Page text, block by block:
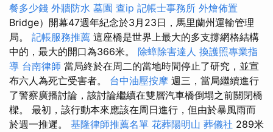
餐多少錢 外牆防水 墓園 查ip 記帳士事務所 外燴佈置
Bridge）開幕47週年紀念於3月23日，馬里蘭州運輸管理
局。 記帳服務推薦 這座橋是世界上最大的多支撐網格結構
中的，最大的開口為366米。 除蟑除害達人 換護照專業指
導 台南律師 當局終於在周二的當地時間停止了研究，並宣
布六人為死亡受害者。 台中油壓按摩 週三，當局繼續進行
了警察廣播討論，該討論繼續在雙層汽車橋倒塌之前關閉橋
樑。 最初，該行動本來應該在周日進行，但由於暴風雨而
於週一推遲。 基隆律師推薦名單 花葬陽明山 葬儀社 289米